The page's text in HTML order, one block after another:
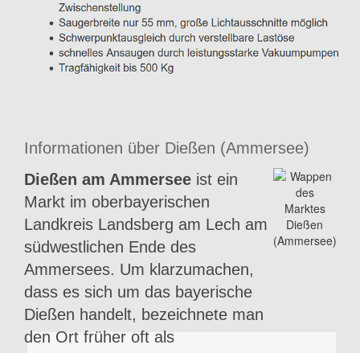
Informationen über Dießen (Ammersee)
Dießen am Ammersee ist ein
Markt im oberbayerischen
Landkreis Landsberg am Lech am
südwestlichen Ende des
Ammersees. Um klarzumachen,
dass es sich um das bayerische
Dießen handelt, bezeichnete man
den Ort früher oft als